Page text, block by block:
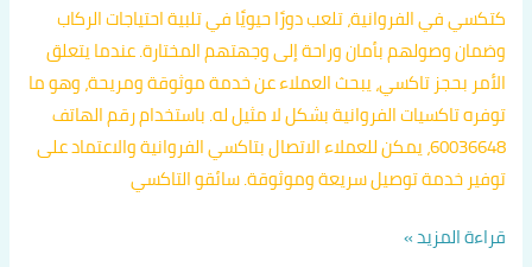
كتكسي في الفروانية، تلعب دورًا حيويًا في تلبية احتياجات الركاب
وضمان وصولهم بأمان وراحة إلى وجهتهم المختارة. عندما يتعلق
الأمر بحجز تاكسي، يبحث العملاء عن خدمة موثوقة ومريحة، وهو ما
توفره تاكسيات الفروانية بشكل لا مثيل له. باستخدام رقم الهاتف
60036648، يمكن للعملاء الاتصال بتاكسي الفروانية والاعتماد على
توفير خدمة توصيل سريعة وموثوقة. سائقو التاكسي
قراءة المزيد »